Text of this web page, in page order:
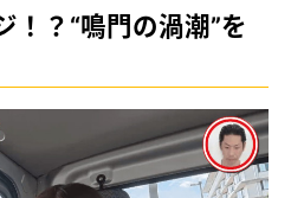
！？“鳴門の渦潮”を